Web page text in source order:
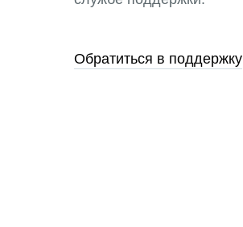
Обратиться в поддержку